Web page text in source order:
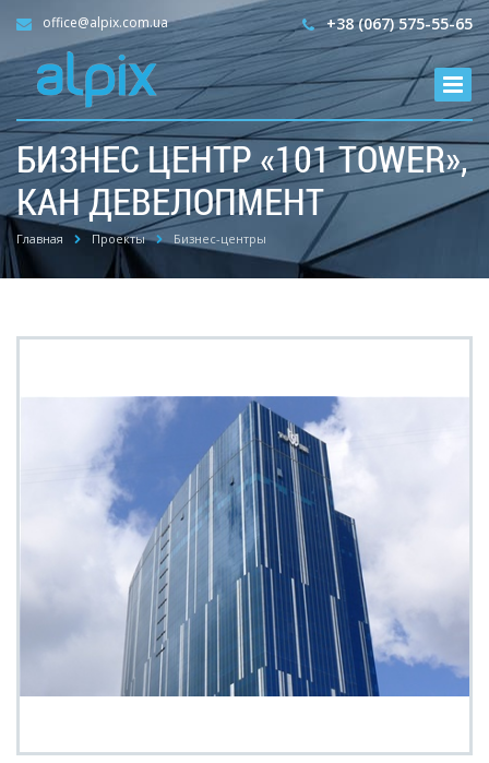
+38 (067) 575-55-65
office@alpix.com.ua
БИЗНЕС ЦЕНТР «101 TOWER»,
КАН ДЕВЕЛОПМЕНТ
Главная Проекты Бизнес-центры